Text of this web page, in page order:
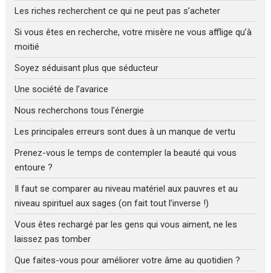
Les riches recherchent ce qui ne peut pas s’acheter
Si vous êtes en recherche, votre misère ne vous afflige qu’à
moitié
Soyez séduisant plus que séducteur
Une société de l’avarice
Nous recherchons tous l’énergie
Les principales erreurs sont dues à un manque de vertu
Prenez-vous le temps de contempler la beauté qui vous
entoure ?
Il faut se comparer au niveau matériel aux pauvres et au
niveau spirituel aux sages (on fait tout l’inverse !)
Vous êtes rechargé par les gens qui vous aiment, ne les
laissez pas tomber
Que faites-vous pour améliorer votre âme au quotidien ?